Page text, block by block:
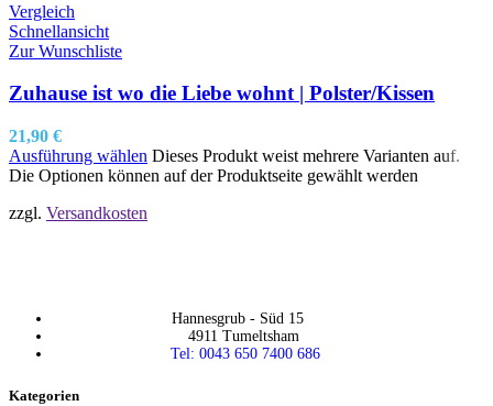
Vergleich
Schnellansicht
Zur Wunschliste
Zuhause ist wo die Liebe wohnt | Polster/Kissen
21,90 €
Ausführung wählen Dieses Produkt weist mehrere Varianten auf.
Die Optionen können auf der Produktseite gewählt werden
zzgl. Versandkosten
Hannesgrub - Süd 15
4911 Tumeltsham
Tel: 0043 650 7400 686
Kategorien